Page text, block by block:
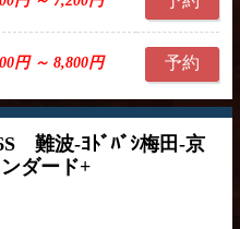
円 ～ 8,800円 予約
難波-ﾖﾄﾞﾊﾞｼ梅田-京
ダード+